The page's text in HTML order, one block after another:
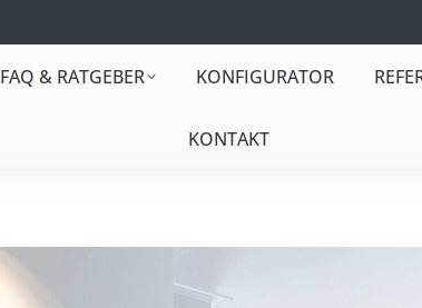
FAQ & RATGEBER KONFIGURATOR
KONTAKT